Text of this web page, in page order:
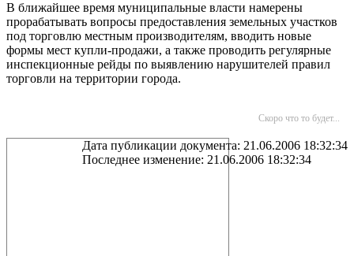
В ближайшее время муниципальные власти намерены
прорабатывать вопросы предоставления земельных участков
под торговлю местным производителям, вводить новые
формы мест купли-продажи, а также проводить регулярные
инспекционные рейды по выявлению нарушителей правил
торговли на территории города.
Скоро что то будет...
Дата публикации документа: 21.06.2006 18:32:34
Последнее изменение: 21.06.2006 18:32:34